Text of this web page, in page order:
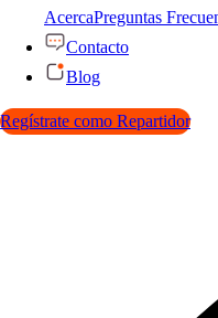
AcercaPreguntas
Contacto
Blog
Regístrate como Repartidor